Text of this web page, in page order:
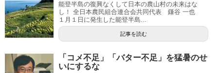
能登半島の復興なくして日本の農山村の未来はな
し！ 全日本農民組合連合会共同代表 鎌谷 一也
１月１日に発生した能登半島...
記事を読む
「コメ不足」「バター不足」を猛暑のせ
いにするな